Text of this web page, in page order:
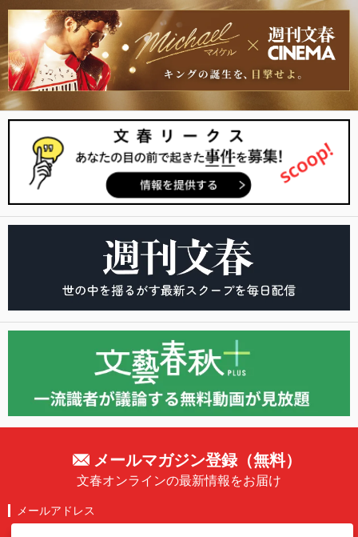
メールマガジン登録（無料）
文春オンラインの最新情報をお届け
メールアドレス